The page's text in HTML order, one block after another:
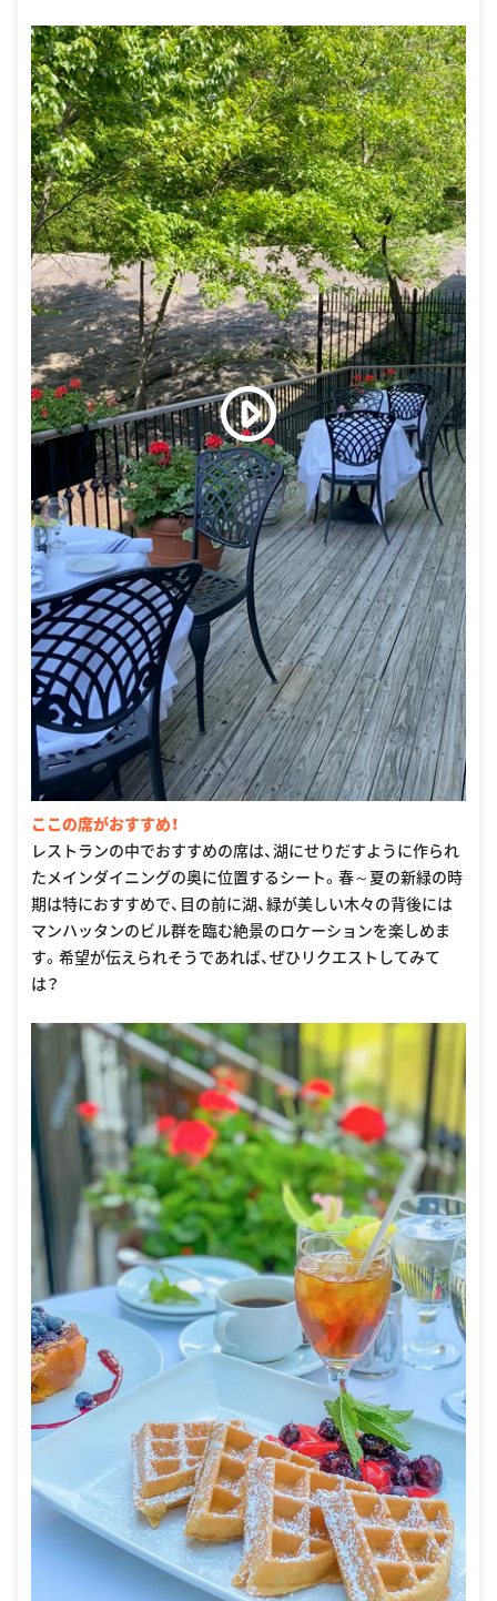
ここの席がおすすめ！
レストランの中でおすすめの席は、湖にせりだすように作られ
たメインダイニングの奥に位置するシート。春～夏の新緑の時
期は特におすすめで、目の前に湖、緑が美しい木々の背後には
マンハッタンのビル群を臨む絶景のロケーションを楽しめま
す。希望が伝えられそうであれば、ぜひリクエストしてみて
は？